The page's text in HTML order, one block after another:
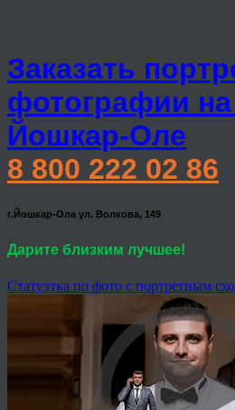
Заказать
фотографии на
Йошкар-Оле
8 800 222 02 86
г.Йошкар-Ола ул. Волкова, 149
Дарите близким лучшее!
Статуэтка по фото с портретным